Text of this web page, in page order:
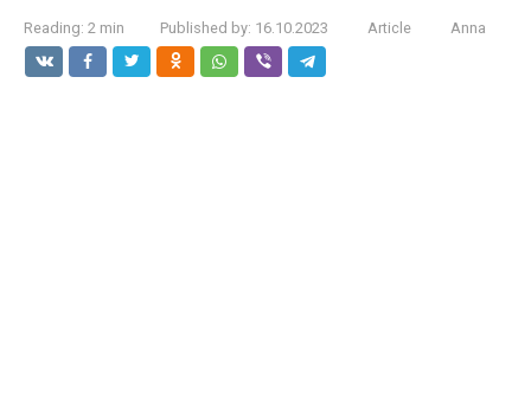
Reading: 2 min Published by: 16.10.2023 Article Anna